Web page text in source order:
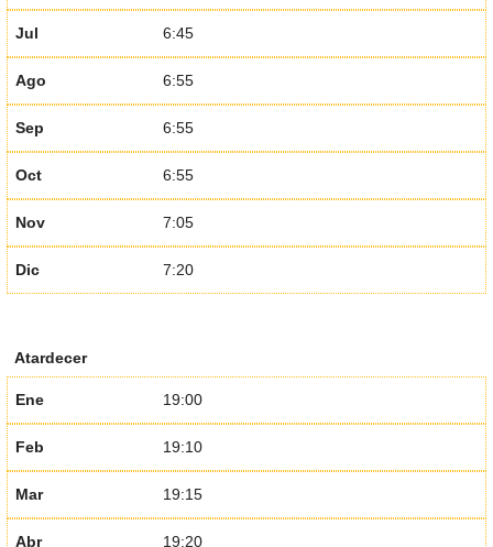
Jul 6:45
Ago 6:55
Sep 6:55
Oct 6:55
Nov 7:05
Dic 7:20
Atardecer
Ene 19:00
Feb 19:10
Mar 19:15
Abr 19:20